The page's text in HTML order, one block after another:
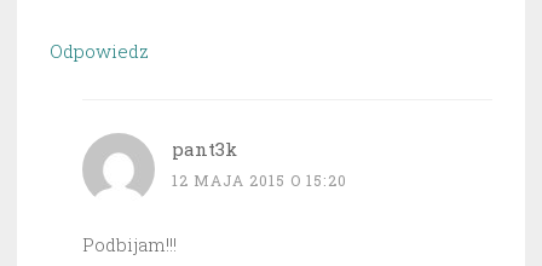
Odpowiedz
pant3k
12 MAJA 2015 O 15:20
Podbijam!!!